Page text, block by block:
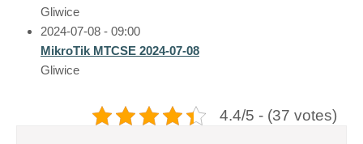
Gliwice
2024-07-08 - 09:00
MikroTik MTCSE 2024-07-08
Gliwice
4.4/5 - (37 votes)